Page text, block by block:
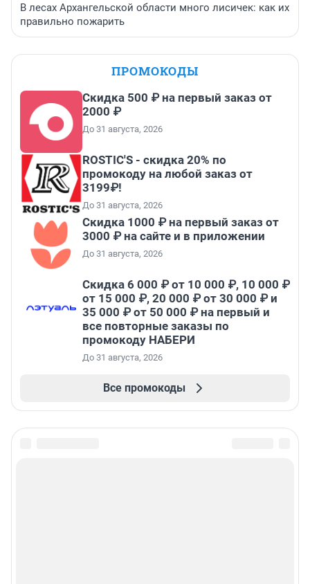
В лесах Архангельской области много лисичек: как их
правильно пожарить
ПРОМОКОДЫ
Скидка 500 ₽ на первый заказ от
2000 ₽
До 31 августа, 2026
ROSTIC'S - скидка 20% по
промокоду на любой заказ от
3199₽!
До 31 августа, 2026
Скидка 1000 ₽ на первый заказ от
3000 ₽ на сайте и в приложении
До 31 августа, 2026
Скидка 6 000 ₽ от 10 000 ₽, 10 000 ₽
от 15 000 ₽, 20 000 ₽ от 30 000 ₽ и
35 000 ₽ от 50 000 ₽ на первый и
все повторные заказы по
промокоду НАБЕРИ
До 31 августа, 2026
Все промокоды